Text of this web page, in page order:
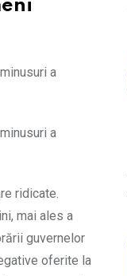
a
a
ridicate.
mai ales a
guvernelor
oferite la